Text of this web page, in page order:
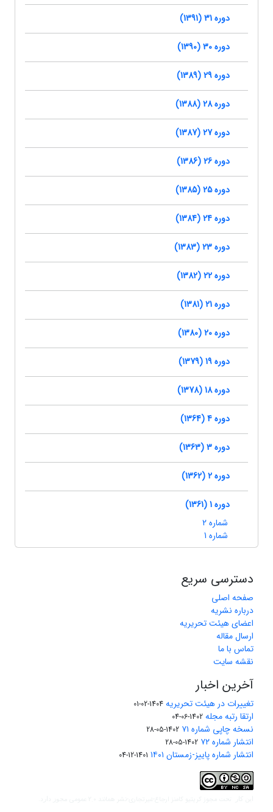
دوره 31 (1391)
دوره 30 (1390)
دوره 29 (1389)
دوره 28 (1388)
دوره 27 (1387)
دوره 26 (1386)
دوره 25 (1385)
دوره 24 (1384)
دوره 23 (1383)
دوره 22 (1382)
دوره 21 (1381)
دوره 20 (1380)
دوره 19 (1379)
دوره 18 (1378)
دوره 4 (1364)
دوره 3 (1363)
دوره 2 (1362)
دوره 1 (1361)
شماره 2
شماره 1
دسترسی سریع
صفحه اصلی
درباره نشریه
اعضای هیئت تحریریه
ارسال مقاله
تماس با ما
نقشه سایت
آخرین اخبار
تغییرات در هیئت تحریریه 1404-02-01
ارتقا رتبه مجله 1402-06-04
نسخه چاپی شماره ۷۱ 1402-05-28
انتشار شماره ۷۲ 1402-05-28
انتشار شماره پاییز-زمستان ۱۴۰۱ 1401-12-04